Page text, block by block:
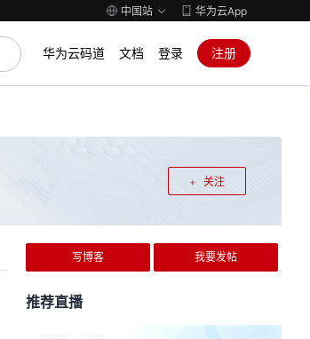
中国站 华为云App
华为云码道 文档 登录 注册
关注
写博客 我要发帖
推荐直播